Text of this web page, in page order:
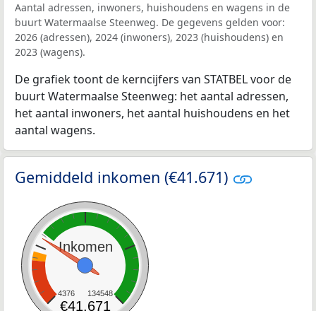
Aantal adressen, inwoners, huishoudens en wagens in de
buurt Watermaalse Steenweg. De gegevens gelden voor:
2026 (adressen), 2024 (inwoners), 2023 (huishoudens) en
2023 (wagens).
De grafiek toont de kerncijfers van STATBEL voor de
buurt Watermaalse Steenweg: het aantal adressen,
het aantal inwoners, het aantal huishoudens en het
aantal wagens.
Gemiddeld inkomen (€41.671)
Inkomen
4376 134548
€41.671